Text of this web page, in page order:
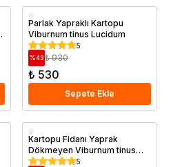
Saksıda
Parlak Yapraklı Kartopu
Viburnum tinus Lucidum
5
%43 ₺ 930
₺ 530
Sepete Ekle
Saksıda
Kartopu Fidanı Yaprak
Dökmeyen Viburnum tinus
Eve Price 20 40 cm Saksıda
5